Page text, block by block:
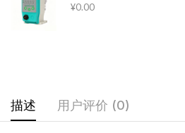
¥0.00
描述 用户评价 (0)